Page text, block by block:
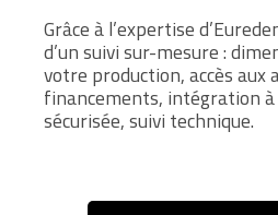
Grâce à l’expertise
d’un suivi sur-mesure :
votre production, accès aux
financements, intégration
sécurisée, suivi technique.